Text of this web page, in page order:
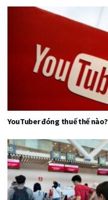
YouTuber đóng thuế thế nào?